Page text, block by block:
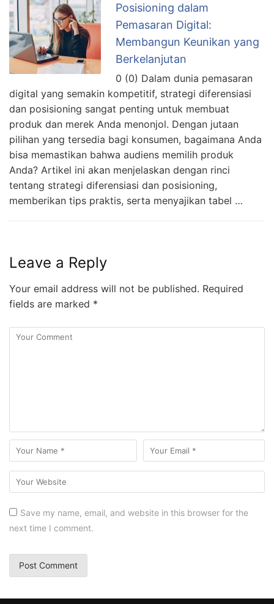
Posisioning dalam
Pemasaran Digital:
Membangun Keunikan yang
Berkelanjutan
0 (0) Dalam dunia pemasaran
digital yang semakin kompetitif, strategi diferensiasi
dan posisioning sangat penting untuk membuat
produk dan merek Anda menonjol. Dengan jutaan
pilihan yang tersedia bagi konsumen, bagaimana Anda
bisa memastikan bahwa audiens memilih produk
Anda? Artikel ini akan menjelaskan dengan rinci
tentang strategi diferensiasi dan posisioning,
memberikan tips praktis, serta menyajikan tabel …
Leave a Reply
Your email address will not be published. Required
fields are marked *
Save my name, email, and website in this browser for the
next time I comment.